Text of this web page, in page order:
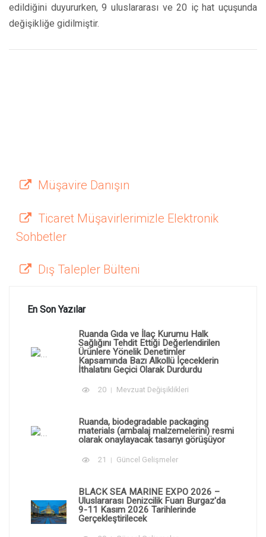
edildiğini duyururken, 9 uluslararası ve 20 iç hat uçuşunda
değişikliğe gidilmiştir.
Müşavire Danışın
Ticaret Müşavirlerimizle Elektronik
Sohbetler
Dış Talepler Bülteni
En Son Yazılar
Ruanda Gıda ve İlaç Kurumu Halk
Sağlığını Tehdit Ettiği Değerlendirilen
Ürünlere Yönelik Denetimler
Kapsamında Bazı Alkollü İçeceklerin
İthalatını Geçici Olarak Durdurdu
20 Mevzuat Değişiklikleri
Ruanda, biodegradable packaging
materials (ambalaj malzemelerini) resmi
olarak onaylayacak tasarıyı görüşüyor
21 Güncel Gelişmeler
BLACK SEA MARINE EXPO 2026 –
Uluslararası Denizcilik Fuarı Burgaz'da
9-11 Kasım 2026 Tarihlerinde
Gerçekleştirilecek